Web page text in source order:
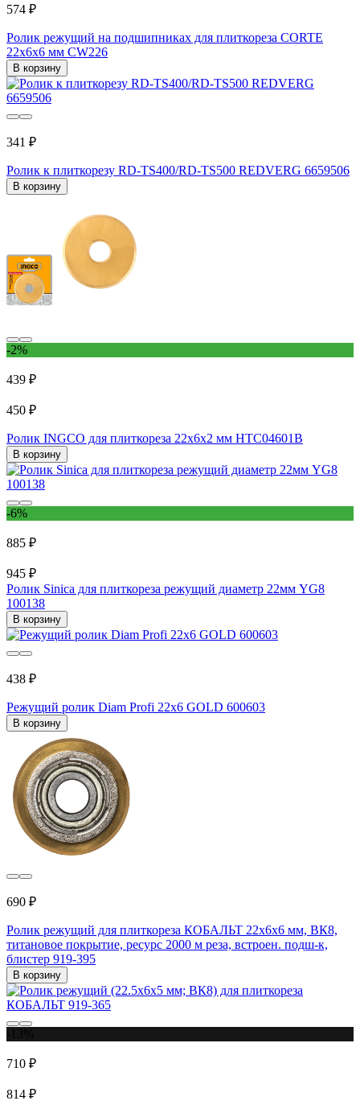
574 ₽
Ролик режущий на подшипниках для плиткореза CORTE
22x6x6 мм CW226
В корзину
341 ₽
Ролик к плиткорезу RD-TS400/RD-TS500 REDVERG 6659506
В корзину
-2%
439 ₽
450 ₽
Ролик INGCO для плиткореза 22х6х2 мм HTC04601B
В корзину
-6%
885 ₽
945 ₽
Ролик Sinica для плиткореза режущий диаметр 22мм YG8
100138
В корзину
438 ₽
Режущий ролик Diam Profi 22х6 GOLD 600603
В корзину
690 ₽
Ролик режущий для плиткореза КОБАЛЬТ 22x6х6 мм, ВК8,
титановое покрытие, ресурс 2000 м реза, встроен. подш-к,
блистер 919-395
В корзину
710 ₽
814 ₽